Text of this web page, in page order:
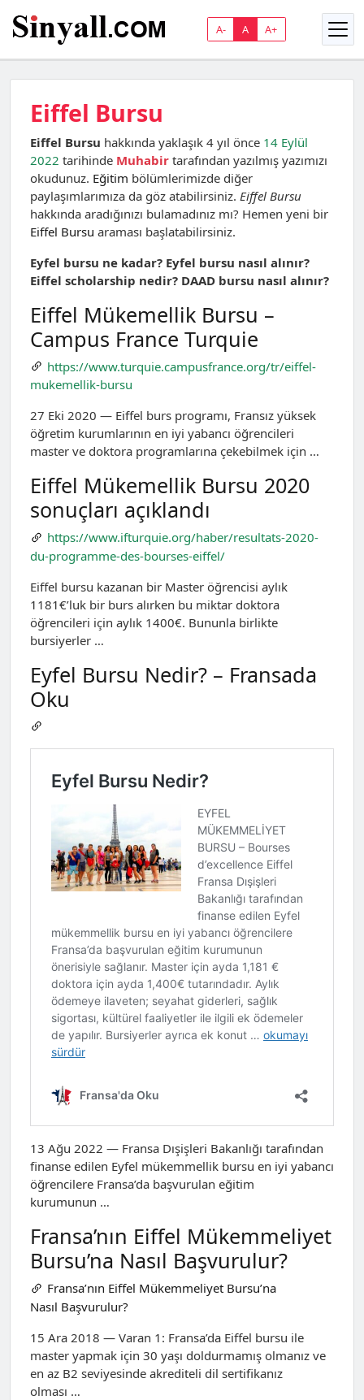
A- A A+
Eiffel Bursu
Eiffel Bursu hakkında yaklaşık 4 yıl önce 14 Eylül
2022 tarihinde Muhabir tarafından yazılmış yazımızı
okudunuz. Eğitim bölümlerimizde diğer
paylaşımlarımıza da göz atabilirsiniz. Eiffel Bursu
hakkında aradığınızı bulamadınız mı? Hemen yeni bir
Eiffel Bursu araması başlatabilirsiniz.
Eyfel bursu ne kadar? Eyfel bursu nasıl alınır?
Eiffel scholarship nedir? DAAD bursu nasıl alınır?
Eiffel Mükemellik Bursu –
Campus France Turquie
https://www.turquie.campusfrance.org/tr/eiffel-
mukemellik-bursu
27 Eki 2020 — Eiffel burs programı, Fransız yüksek
öğretim kurumlarının en iyi yabancı öğrencileri
master ve doktora programlarına çekebilmek için …
Eiffel Mükemellik Bursu 2020
sonuçları açıklandı
https://www.ifturquie.org/haber/resultats-2020-
du-programme-des-bourses-eiffel/
Eiffel bursu kazanan bir Master öğrencisi aylık
1181€’luk bir burs alırken bu miktar doktora
öğrencileri için aylık 1400€. Bununla birlikte
bursiyerler …
Eyfel Bursu Nedir? – Fransada
Oku
13 Ağu 2022 — Fransa Dışişleri Bakanlığı tarafından
finanse edilen Eyfel mükemmellik bursu en iyi yabancı
öğrencilere Fransa’da başvurulan eğitim
kurumunun …
Fransa’nın Eiffel Mükemmeliyet
Bursu’na Nasıl Başvurulur?
Fransa’nın Eiffel Mükemmeliyet Bursu’na
Nasıl Başvurulur?
15 Ara 2018 — Varan 1: Fransa’da Eiffel bursu ile
master yapmak için 30 yaşı doldurmamış olmanız ve
en az B2 seviyesinde akrediteli dil sertifikanız
olması …